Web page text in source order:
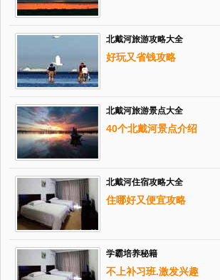
北戴河旅游攻略大全
好玩又省钱攻略
北戴河旅游景点大全
40个北戴河景点介绍
北戴河住宿攻略大全
住哪好又便宜攻略
学霸培养秘籍
不上补习班.激发兴趣